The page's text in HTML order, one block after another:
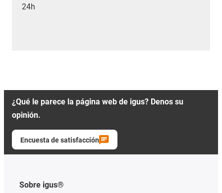
24h
¿Qué le parece la página web de igus? Denos su
opinión.
Encuesta de satisfacción
Sobre igus®